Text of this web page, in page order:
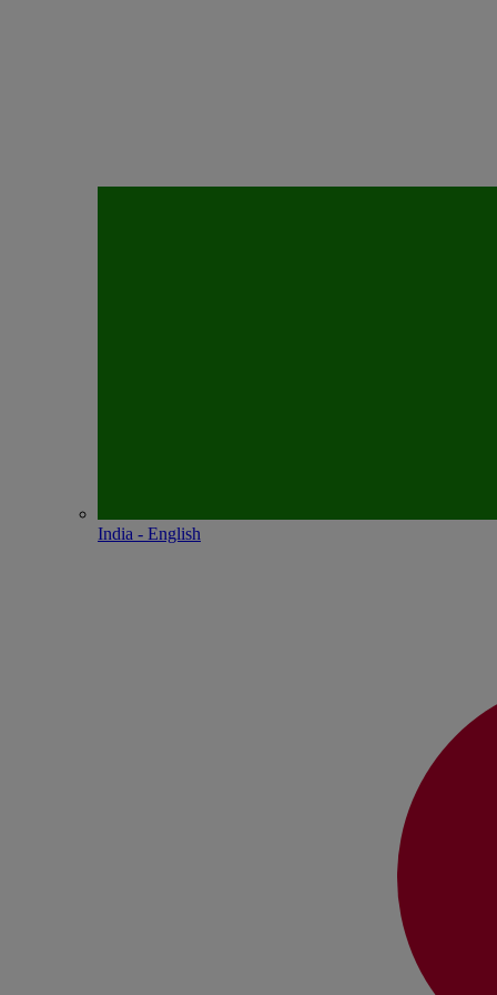
India - English